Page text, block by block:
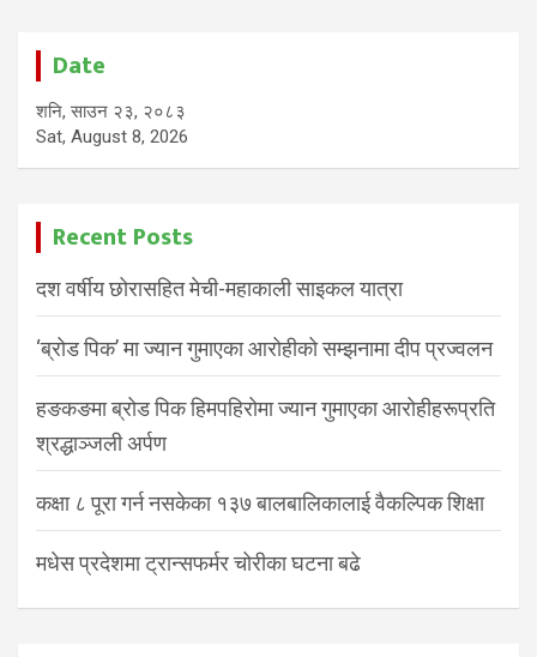
Date
शनि, साउन २३, २०८३
Sat, August 8, 2026
Recent Posts
दश वर्षीय छोरासहित मेची-महाकाली साइकल यात्रा
‘ब्रोड पिक’ मा ज्यान गुमाएका आरोहीको सम्झनामा दीप प्रज्वलन
हङकङमा ब्रोड पिक हिमपहिरोमा ज्यान गुमाएका आरोहीहरूप्रति
श्रद्धाञ्जली अर्पण
कक्षा ८ पूरा गर्न नसकेका १३७ बालबालिकालाई वैकल्पिक शिक्षा
मधेस प्रदेशमा ट्रान्सफर्मर चोरीका घटना बढे